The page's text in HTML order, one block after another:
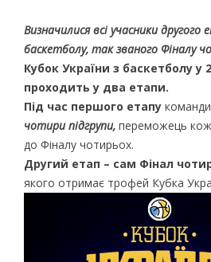
Визначилися всі учасники другого
баскетболу, так званого Фіналу
Кубок України з баскетболу у
проходить у два етапи.
Під час першого етапу
чотири підгрупи,переможець
до Фіналу чотирьох.
Другий етап – сам Фінал
якого отримає трофей Кубка